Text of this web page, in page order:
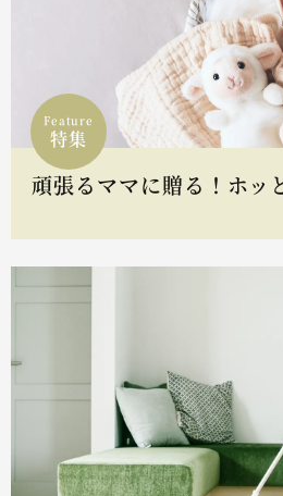
Feature
特集
頑張るママに贈る！ホッ